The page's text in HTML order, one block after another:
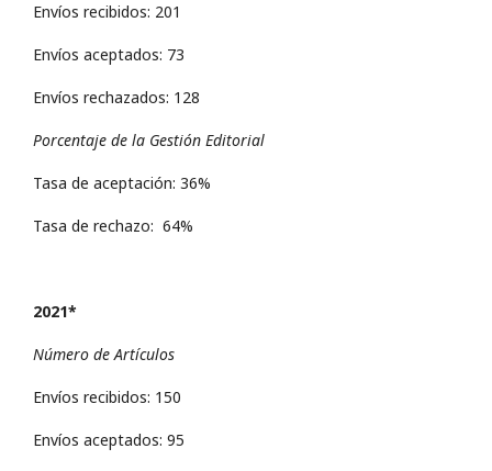
Envíos recibidos: 201
Envíos aceptados: 73
Envíos rechazados: 128
Porcentaje de la Gestión Editorial
Tasa de aceptación: 36%
Tasa de rechazo: 64%
2021*
Número de Artículos
Envíos recibidos: 150
Envíos aceptados: 95